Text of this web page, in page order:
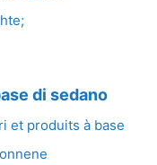
di sedano
et produits à base